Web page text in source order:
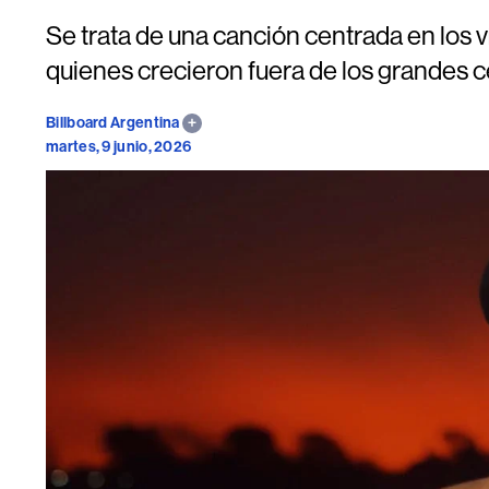
Se trata de una canción centrada en los
quienes crecieron fuera de los grandes
Billboard Argentina
martes, 9 junio, 2026